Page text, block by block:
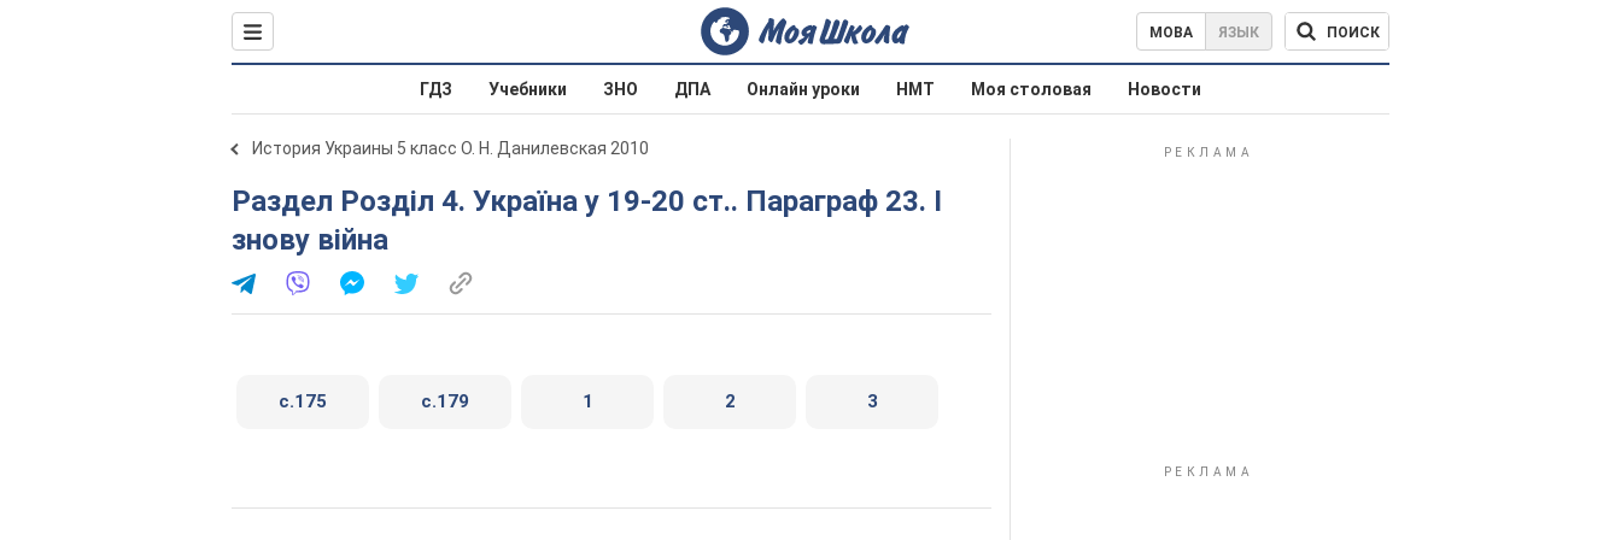
МОВА ЯЗЫК ПОИСК
ГДЗ Учебники ЗНО ДПА Онлайн уроки НМТ Моя столовая Новости
История Украины 5 класс О. Н. Данилевская 2010
Раздел Розділ 4. Україна у 19-20 ст.. Параграф 23. І
знову війна
c.175 c.179 1 2 3